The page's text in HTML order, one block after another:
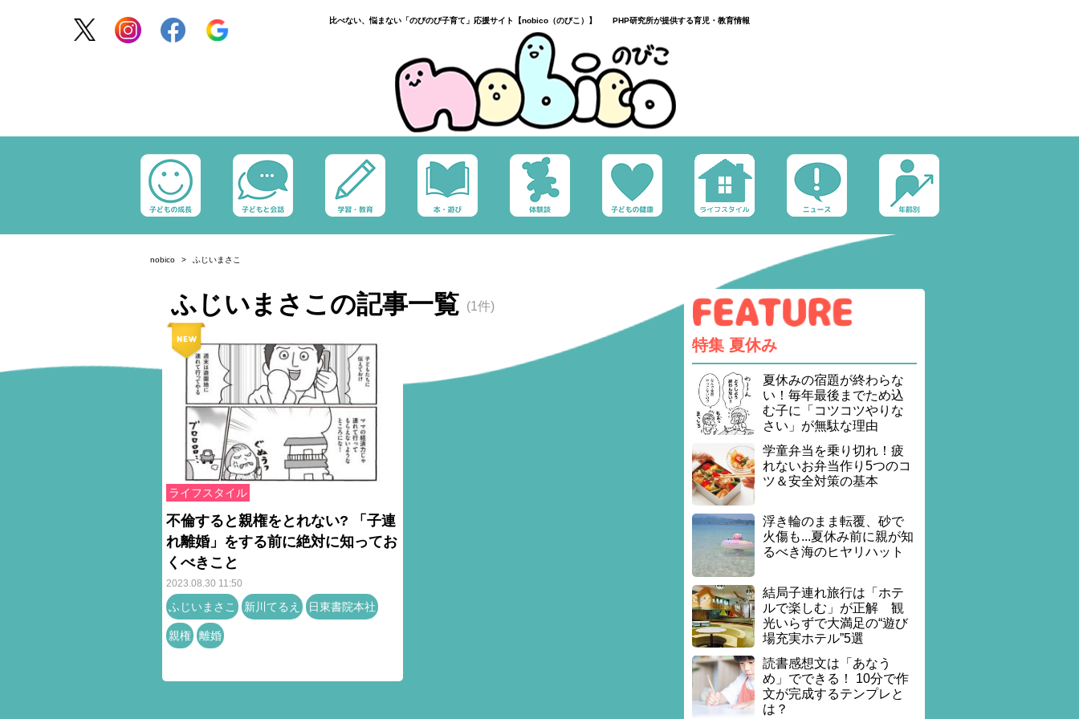
比べない、悩まない「のびのび子育て」応援サイト【nobico（のびこ）】 PHP研究所が提供する育児・教育情報
nobico ふじいまさこ
ふじいまさこの記事一覧 (1件)
ライフスタイル
不倫すると親権をとれない? 「子連
れ離婚」をする前に絶対に知ってお
くべきこと
2023.08.30 11:50
ふじいまさこ 新川てるえ 日東書院本社
親権 離婚
特集 夏休み
夏休みの宿題が終わらな
い！毎年最後までため込
む子に「コツコツやりな
さい」が無駄な理由
学童弁当を乗り切れ！疲
れないお弁当作り5つのコ
ツ＆安全対策の基本
浮き輪のまま転覆、砂で
火傷も...夏休み前に親が知
るべき海のヒヤリハット
結局子連れ旅行は「ホテ
ルで楽しむ」が正解 観
光いらずで大満足の“遊び
場充実ホテル”5選
読書感想文は「あなう
め」でできる！ 10分で作
文が完成するテンプレと
は？